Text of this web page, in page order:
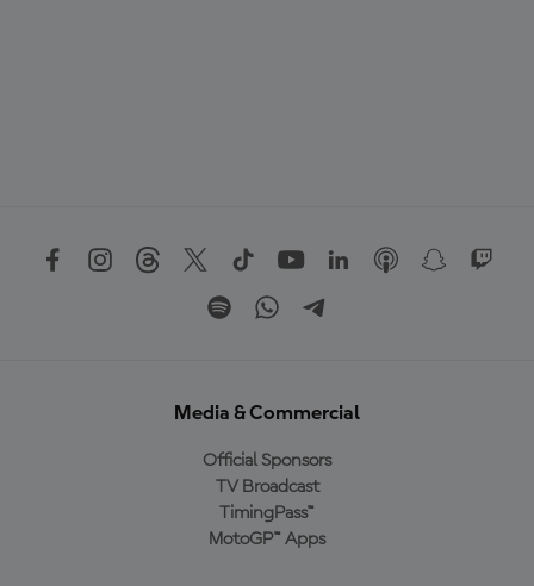
Media & Commercial
Official Sponsors
TV Broadcast
TimingPass™
MotoGP™ Apps